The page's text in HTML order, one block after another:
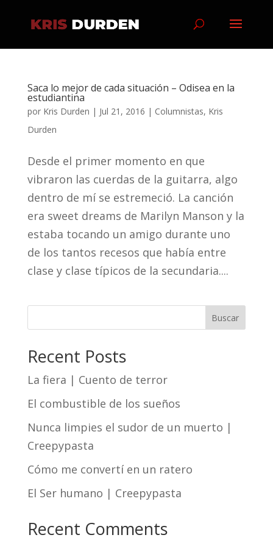
Saca lo mejor de cada situación – Odisea en la
estudiantina
por Kris Durden | Jul 21, 2016 | Columnistas, Kris
Durden
Desde el primer momento en que
vibraron las cuerdas de la guitarra, algo
dentro de mí se estremeció. La canción
era sweet dreams de Marilyn Manson y la
estaba tocando un amigo durante uno
de los tantos recesos que había entre
clase y clase típicos de la secundaria....
Buscar
Recent Posts
La fiera | Cuento de terror
El combustible de los sueños
Nunca limpies el sudor de un muerto |
Creepypasta
Cómo me convertí en un ratero
El Ser humano | Creepypasta
Recent Comments